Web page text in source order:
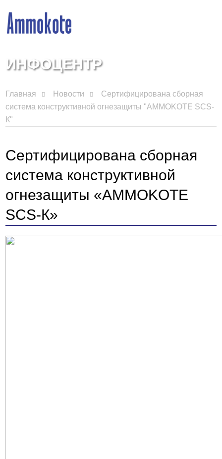
ИНФОЦЕНТР
Главная Новости
Сертифицирована сборная
система конструктивной огнезащиты "AMMOKOTE SCS-
К"
Сертифицирована сборная
система конструктивной
огнезащиты «AMMOKOTE
SCS-К»